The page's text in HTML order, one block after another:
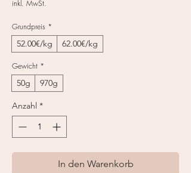
inkl. MwSt.
Grundpreis *
52.00€/kg 62.00€/kg
Gewicht *
50g 970g
Anzahl *
In den Warenkorb